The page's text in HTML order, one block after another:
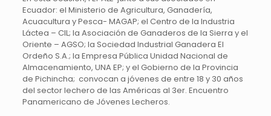
Ecuador: el Ministerio de Agricultura, Ganadería,
Acuacultura y Pesca- MAGAP; el Centro de la Industria
Láctea – CIL; la Asociación de Ganaderos de la Sierra y el
Oriente – AGSO; la Sociedad Industrial Ganadera El
Ordeño S.A.; la Empresa Pública Unidad Nacional de
Almacenamiento, UNA EP; y el Gobierno de la Provincia
de Pichincha; convocan a jóvenes de entre 18 y 30 años
del sector lechero de las Américas al 3er. Encuentro
Panamericano de Jóvenes Lecheros.